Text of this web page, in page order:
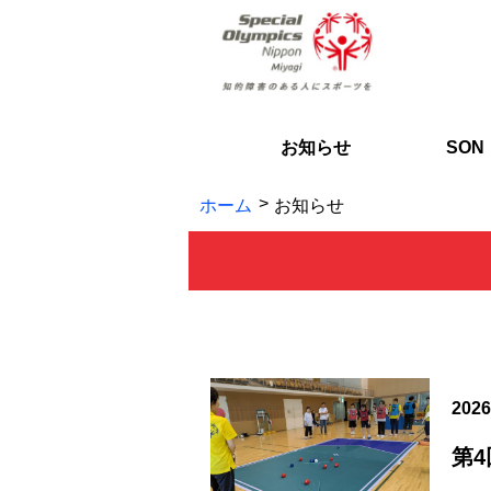
お知らせ SON
ホーム お知らせ
第4